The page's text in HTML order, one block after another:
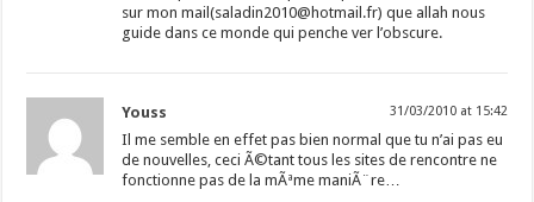
sur mon mail(saladin2010@hotmail.fr) que allah nous
guide dans ce monde qui penche ver l’obscure.
Youss 31/03/2010 at 15:42
Il me semble en effet pas bien normal que tu n’ai pas eu
de nouvelles, ceci Ã©tant tous les sites de rencontre ne
fonctionne pas de la mÃªme maniÃ¨re…